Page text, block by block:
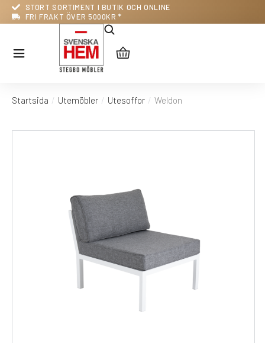
STORT SORTIMENT I BUTIK OCH ONLINE
FRI FRAKT ÖVER 5000KR *
Du är här:
Startsida Utemöbler Utesoffor Weldon